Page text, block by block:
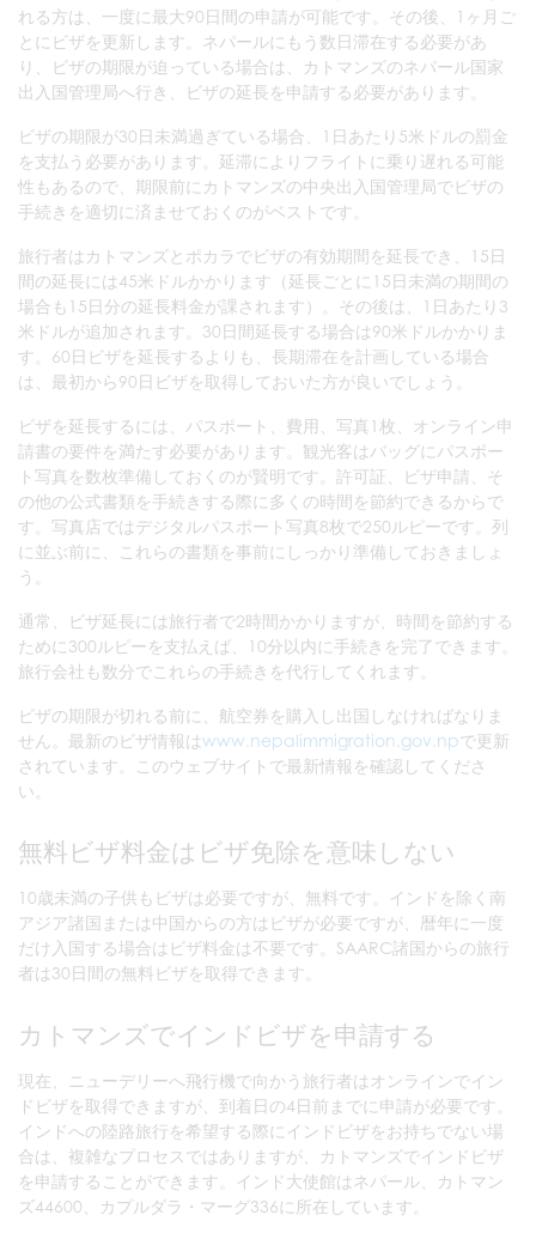
れる方は、一度に最大90日間の申請が可能です。その後、1ヶ月ご
とにビザを更新します。ネパールにもう数日滞在する必要があ
り、ビザの期限が迫っている場合は、カトマンズのネパール国家
出入国管理局へ行き、ビザの延長を申請する必要があります。
ビザの期限が30日未満過ぎている場合、1日あたり5米ドルの罰金
を支払う必要があります。延滞によりフライトに乗り遅れる可能
性もあるので、期限前にカトマンズの中央出入国管理局でビザの
手続きを適切に済ませておくのがベストです。
旅行者はカトマンズとポカラでビザの有効期間を延長でき、15日
間の延長には45米ドルかかります（延長ごとに15日未満の期間の
場合も15日分の延長料金が課されます）。その後は、1日あたり3
米ドルが追加されます。30日間延長する場合は90米ドルかかりま
す。60日ビザを延長するよりも、長期滞在を計画している場合
は、最初から90日ビザを取得しておいた方が良いでしょう。
ビザを延長するには、パスポート、費用、写真1枚、オンライン申
請書の要件を満たす必要があります。観光客はバッグにパスポー
ト写真を数枚準備しておくのが賢明です。許可証、ビザ申請、そ
の他の公式書類を手続きする際に多くの時間を節約できるからで
す。写真店ではデジタルパスポート写真8枚で250ルピーです。列
に並ぶ前に、これらの書類を事前にしっかり準備しておきましょ
う。
通常、ビザ延長には旅行者で2時間かかりますが、時間を節約する
ために300ルピーを支払えば、10分以内に手続きを完了できます。
旅行会社も数分でこれらの手続きを代行してくれます。
ビザの期限が切れる前に、航空券を購入し出国しなければなりま
せん。最新のビザ情報はwww.nepalimmigration.gov.npで更新
されています。このウェブサイトで最新情報を確認してくださ
い。
無料ビザ料金はビザ免除を意味しない
10歳未満の子供もビザは必要ですが、無料です。インドを除く南
アジア諸国または中国からの方はビザが必要ですが、暦年に一度
だけ入国する場合はビザ料金は不要です。SAARC諸国からの旅行
者は30日間の無料ビザを取得できます。
カトマンズでインドビザを申請する
現在、ニューデリーへ飛行機で向かう旅行者はオンラインでイン
ドビザを取得できますが、到着日の4日前までに申請が必要です。
インドへの陸路旅行を希望する際にインドビザをお持ちでない場
合は、複雑なプロセスではありますが、カトマンズでインドビザ
を申請することができます。インド大使館はネパール、カトマン
ズ44600、カプルダラ・マーグ336に所在しています。